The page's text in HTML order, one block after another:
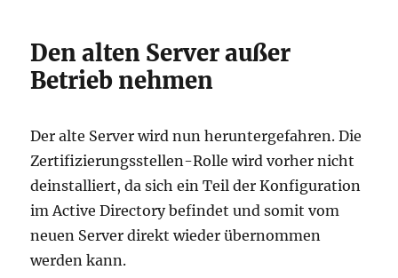
Den alten Server außer
Betrieb nehmen
Der alte Server wird nun heruntergefahren. Die
Zertifizierungsstellen-Rolle wird vorher nicht
deinstalliert, da sich ein Teil der Konfiguration
im Active Directory befindet und somit vom
neuen Server direkt wieder übernommen
werden kann.